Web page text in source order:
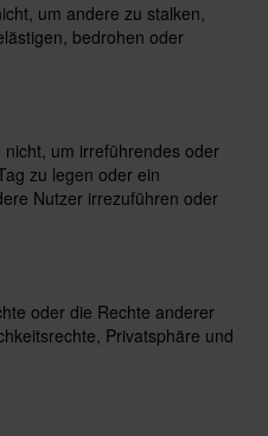
um andere zu stalken,
bedrohen oder
um irreführendes oder
zu legen oder ein
Nutzer irrezuführen oder
oder die Rechte anderer
Privatsphäre und